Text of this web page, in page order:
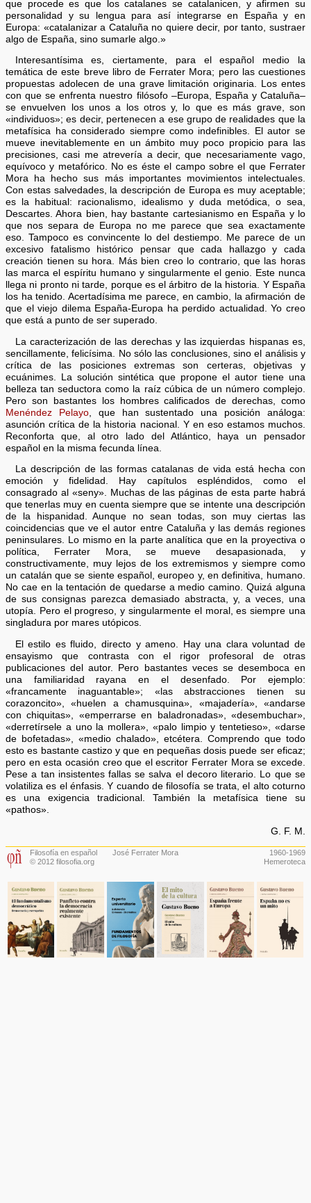
que procede es que los catalanes se catalanicen, y afirmen su
personalidad y su lengua para así integrarse en España y en
Europa: «catalanizar a Cataluña no quiere decir, por tanto, sustraer
algo de España, sino sumarle algo.»
Interesantísima es, ciertamente, para el español medio la
temática de este breve libro de Ferrater Mora; pero las cuestiones
propuestas adolecen de una grave limitación originaria. Los entes
con que se enfrenta nuestro filósofo –Europa, España y Cataluña–
se envuelven los unos a los otros y, lo que es más grave, son
«individuos»; es decir, pertenecen a ese grupo de realidades que la
metafísica ha considerado siempre como indefinibles. El autor se
mueve inevitablemente en un ámbito muy poco propicio para las
precisiones, casi me atrevería a decir, que necesariamente vago,
equívoco y metafórico. No es éste el campo sobre el que Ferrater
Mora ha hecho sus más importantes movimientos intelectuales.
Con estas salvedades, la descripción de Europa es muy aceptable;
es la habitual: racionalismo, idealismo y duda metódica, o sea,
Descartes. Ahora bien, hay bastante cartesianismo en España y lo
que nos separa de Europa no me parece que sea exactamente
eso. Tampoco es convincente lo del destiempo. Me parece de un
excesivo fatalismo histórico pensar que cada hallazgo y cada
creación tienen su hora. Más bien creo lo contrario, que las horas
las marca el espíritu humano y singularmente el genio. Este nunca
llega ni pronto ni tarde, porque es el árbitro de la historia. Y España
los ha tenido. Acertadísima me parece, en cambio, la afirmación de
que el viejo dilema España-Europa ha perdido actualidad. Yo creo
que está a punto de ser superado.
La caracterización de las derechas y las izquierdas hispanas es,
sencillamente, felicísima. No sólo las conclusiones, sino el análisis y
crítica de las posiciones extremas son certeras, objetivas y
ecuánimes. La solución sintética que propone el autor tiene una
belleza tan seductora como la raíz cúbica de un número complejo.
Pero son bastantes los hombres calificados de derechas, como
Menéndez Pelayo, que han sustentado una posición análoga:
asunción crítica de la historia nacional. Y en eso estamos muchos.
Reconforta que, al otro lado del Atlántico, haya un pensador
español en la misma fecunda línea.
La descripción de las formas catalanas de vida está hecha con
emoción y fidelidad. Hay capítulos espléndidos, como el
consagrado al «seny». Muchas de las páginas de esta parte habrá
que tenerlas muy en cuenta siempre que se intente una descripción
de la hispanidad. Aunque no sean todas, son muy ciertas las
coincidencias que ve el autor entre Cataluña y las demás regiones
peninsulares. Lo mismo en la parte analítica que en la proyectiva o
política, Ferrater Mora, se mueve desapasionada, y
constructivamente, muy lejos de los extremismos y siempre como
un catalán que se siente español, europeo y, en definitiva, humano.
No cae en la tentación de quedarse a medio camino. Quizá alguna
de sus consignas parezca demasiado abstracta, y, a veces, una
utopía. Pero el progreso, y singularmente el moral, es siempre una
singladura por mares utópicos.
El estilo es fluido, directo y ameno. Hay una clara voluntad de
ensayismo que contrasta con el rigor profesoral de otras
publicaciones del autor. Pero bastantes veces se desemboca en
una familiaridad rayana en el desenfado. Por ejemplo:
«francamente inaguantable»; «las abstracciones tienen su
corazoncito», «huelen a chamusquina», «majadería», «andarse
con chiquitas», «emperrarse en baladronadas», «desembuchar»,
«derretírsele a uno la mollera», «palo limpio y tentetieso», «darse
de bofetadas», «medio chalado», etcétera. Comprendo que todo
esto es bastante castizo y que en pequeñas dosis puede ser eficaz;
pero en esta ocasión creo que el escritor Ferrater Mora se excede.
Pese a tan insistentes fallas se salva el decoro literario. Lo que se
volatiliza es el énfasis. Y cuando de filosofía se trata, el alto coturno
es una exigencia tradicional. También la metafísica tiene su
«pathos».
G. F. M.
Filosofía en español
© 2012 filosofia.org
José Ferrater Mora
1960-1969
Hemeroteca